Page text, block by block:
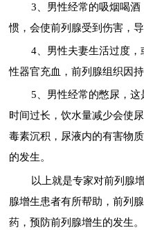
3、男性经常的吸烟喝
惯，会使前列腺受到伤害，
4、男性夫妻生活过度
性器官充血，前列腺组织因持
5、男性经常的憋尿，
时间过长，饮水量减少会使
毒素沉积，尿液内的有害物
的发生。
以上就是专家对前列腺
腺增生患者有所帮助，前列
药，预防前列腺增生的发生。